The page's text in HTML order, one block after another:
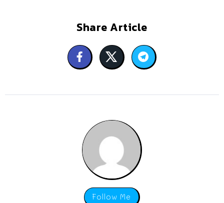
Share Article
Follow Me